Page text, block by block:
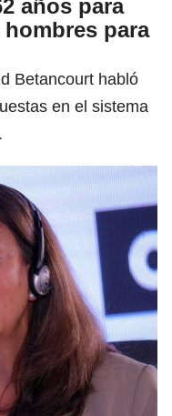
años para
para
Betancourt habló
en el sistema